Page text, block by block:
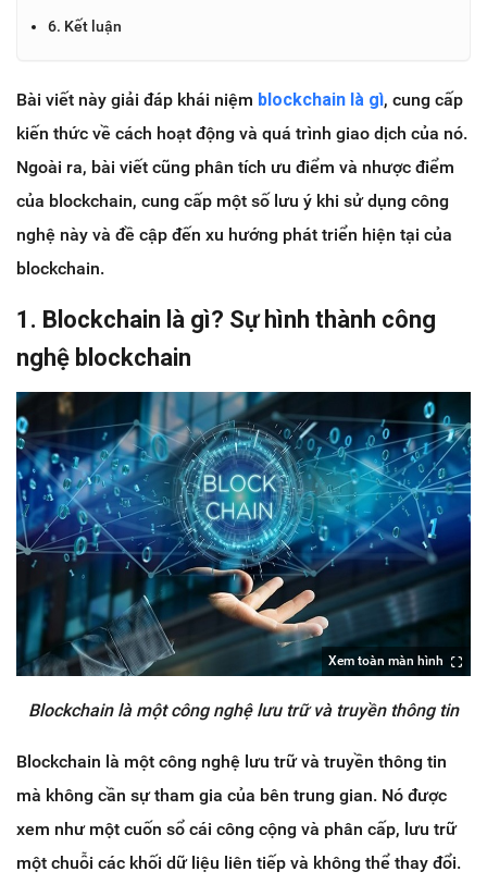
6. Kết luận
Bài viết này giải đáp khái niệm blockchain là gì, cung cấp
kiến thức về cách hoạt động và quá trình giao dịch của nó.
Ngoài ra, bài viết cũng phân tích ưu điểm và nhược điểm
của blockchain, cung cấp một số lưu ý khi sử dụng công
nghệ này và đề cập đến xu hướng phát triển hiện tại của
blockchain.
1. Blockchain là gì? Sự hình thành công
nghệ blockchain
Xem toàn màn hình
Blockchain là một công nghệ lưu trữ và truyền thông tin
Blockchain là một công nghệ lưu trữ và truyền thông tin
mà không cần sự tham gia của bên trung gian. Nó được
xem như một cuốn sổ cái công cộng và phân cấp, lưu trữ
một chuỗi các khối dữ liệu liên tiếp và không thể thay đổi.